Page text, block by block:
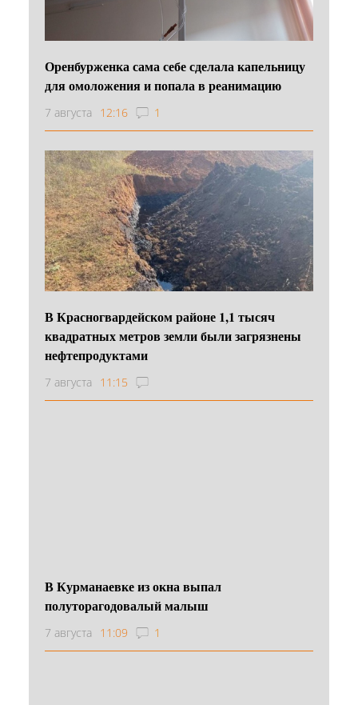
Оренбурженка сама себе сделала капельницу
для омоложения и попала в реанимацию
7 августа 12:16 1
В Красногвардейском районе 1,1 тысяч
квадратных метров земли были загрязнены
нефтепродуктами
7 августа 11:15
В Курманаевке из окна выпал
полуторагодовалый малыш
7 августа 11:09 1